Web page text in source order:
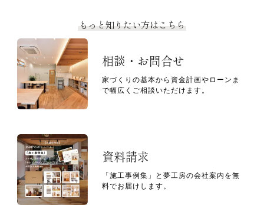
もっと知りたい方はこちら
相談・お問合せ
家づくりの基本から資金計画やローンま
で幅広くご相談いただけます。
資料請求
「施工事例集」と夢工房の会社案内を無
料でお届けします。